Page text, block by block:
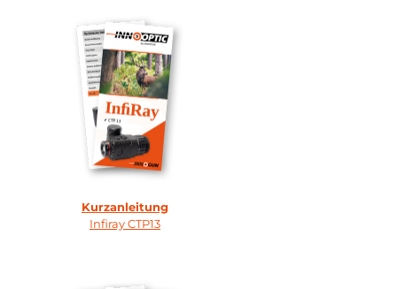
Kurzanleitung
Infiray CTP13